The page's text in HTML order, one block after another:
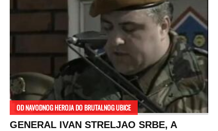
OD NAVODNOG HEROJA DO BRUTALNOG UBICE
GENERAL IVAN STRELJAO SRBE, A